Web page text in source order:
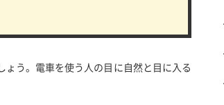
う。電車を使う人の目に自然と目に入る